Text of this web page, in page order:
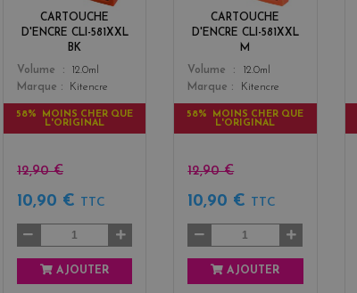
CARTOUCHE
D'ENCRE CLI-581XXL
BK
Color
Volume
12.0ml
Marque
Kitencre
58% MOINS CHER QUE
L'ORIGINAL
12,90 €
10,90 € TTC
AJOUTER
CARTOUCHE
D'ENCRE CLI-581XXL
M
Color
t
Volume
12.0ml
Marque
Kitencre
58% MOINS CHER QUE
L'ORIGINAL
12,90 €
10,90 € TTC
AJOUTER